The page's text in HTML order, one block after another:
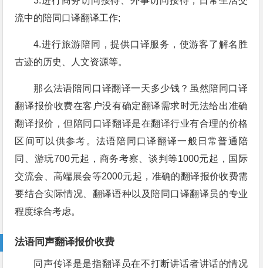
流中的陪同口译翻译工作;
4.进行旅游陪同，提供口译服务，使游客了解名胜
古迹的历史、人文资源等。
那么法语陪同口译翻译一天多少钱？虽然陪同口译
翻译报价收费在客户没有确定翻译需求时无法给出准确
翻译报价，但陪同口译翻译是在翻译行业有合理的价格
区间可以供参考。法语陪同口译翻译一般日常普通陪
同、游玩700元起，商务考察、谈判等1000元起，国际
交流会、高端展会等2000元起，准确的翻译报价收费需
要结合实际情况、翻译语种以及陪同口译翻译员的专业
程度综合考虑。
法语同声翻译报价收费
同声传译是是指翻译员在不打断讲话者讲话的情况